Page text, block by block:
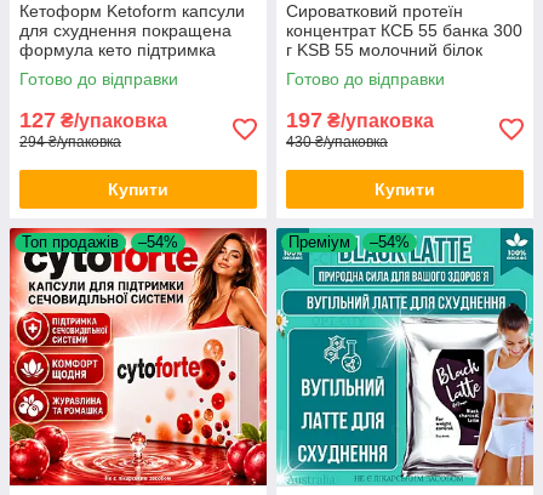
Кетоформ Ketoform капсули
для схуднення покращена
формула кето підтримка
метаболізму зменшення ваги
натуральний комплекс
Готово до відправки
127 ₴/упаковка
294 ₴/упаковка
Купити
Сироватковий протеїн
концентрат КСБ 55 банка 300
г KSB 55 молочний білок
спортхарчування коктейль
після тренування opt-D4113
Готово до відправки
197 ₴/упаковка
430 ₴/упаковка
Купити
Топ продажів –54% Преміум –54%